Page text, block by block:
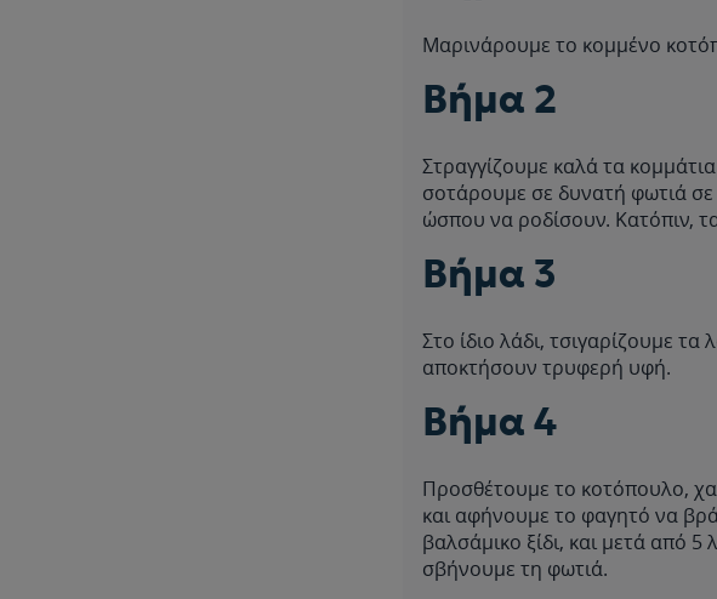
Μαρινάρουμε το κομμένο
Βήμα 2
Στραγγίζουμε καλά τα
σοτάρουμε σε δυνατή φωτιά
ώσπου να ροδίσουν. Κατόπιν,
Βήμα 3
Στο ίδιο λάδι, τσιγαρίζουμε τα
αποκτήσουν τρυφερή υφή.
Βήμα 4
Προσθέτουμε το κοτόπουλο,
και αφήνουμε το φαγητό να
βαλσάμικο ξίδι, και μετά από 5
σβήνουμε τη φωτιά.